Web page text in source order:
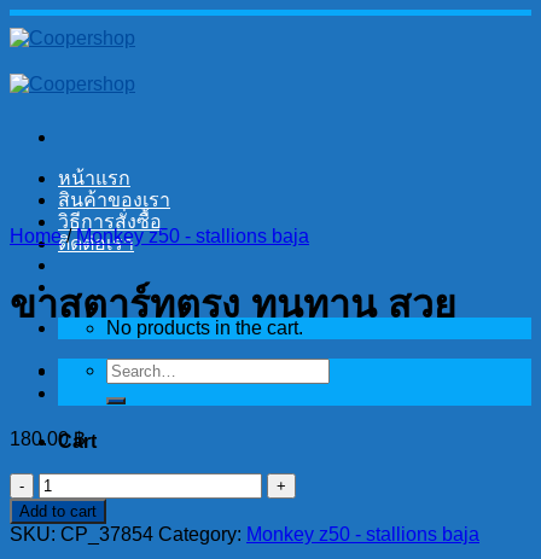
Skip
to
หน้าแรก
สินค้าของเรา
วิธีการสั่งซื้อ
ติดต่อเรา
No products in the cart.
Search
for:
Cart
Home / Monkey z50 - stallions baja
ขาสตาร์ทตรง ทนทาน สวย
180.00฿
ขา
สตาร์ท
ตรง
Add to cart
SKU: CP_37854 Category: Monkey z50 - stallions baja